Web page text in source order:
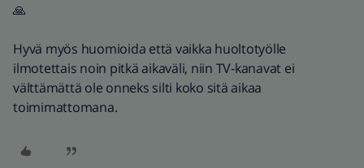
🙏
Hyvä myös huomioida että vaikka huoltotyölle
ilmotettais noin pitkä aikaväli, niin TV-kanavat ei
välttämättä ole onneks silti koko sitä aikaa
toimimattomana.